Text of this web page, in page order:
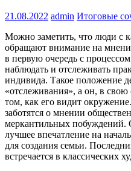
21.08.2022 admin Итоговые
Можно заметить, что люди с
обращают внимание на
в первую очередь с
наблюдать и отслеживать
индивида. Такое положение
«отслеживания», а он, в свою
том, как его видит
заботятся о мнении
меркантильных побуждений.
лучшее впечатление на
для создания семьи.
встречается в классических